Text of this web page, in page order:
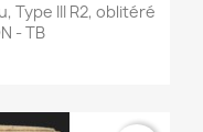
Type III R2, oblitéré
- TB